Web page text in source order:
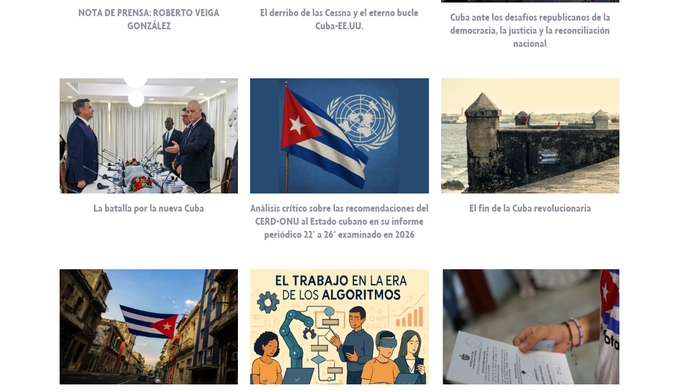
NOTA DE PRENSA: ROBERTO VEIGA
GONZÁLEZ
El derribo de las Cessna y el eterno bucle
Cuba-EE.UU.
Cuba ante los desafíos republicanos de la
democracia, la justicia y la reconciliación
nacional
La batalla por la nueva Cuba
Análisis crítico sobre las recomendaciones del
CERD-ONU al Estado cubano en su informe
periódico 22° a 26° examinado en 2026
El fin de la Cuba revolucionaria